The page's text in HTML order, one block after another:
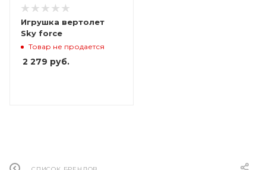
Игрушка вертолет
Sky force
Товар не продается
2 279 руб.